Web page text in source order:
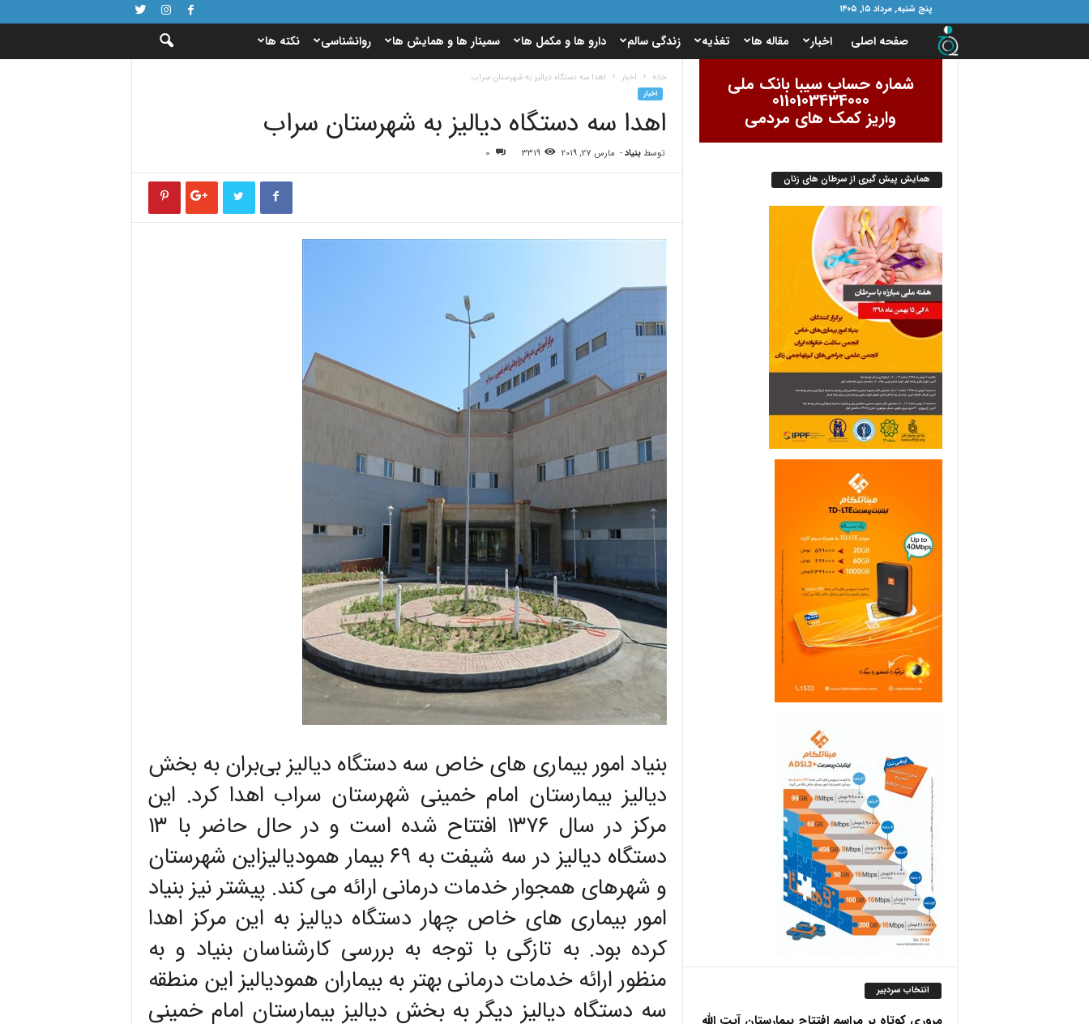
پنج شنبه, مرداد ۱۵, ۱۴۰۵
ا
د
م
و
ر
ی
م
ی
ا
خ
ص
صفحه اصلی اخبار مقاله ها تغذیه زندگی سالم دارو ها و مکمل ها سمینار ها و همایش ها روانشناسی نکته ها
خانه اخبار اهدا سه دستگاه دیالیز به شهرستان سراب
اخبار
اهدا سه دستگاه دیالیز به شهرستان سراب
توسط بنیاد- مارس 27, 2019 3319
0
بنیاد امور بیماری های خاص سه دستگاه دیالیز بی‌بران به بخش
دیالیز بیمارستان امام خمینی شهرستان سراب اهدا کرد. این
مرکز در سال ۱۳۷۶ افتتاح شده است و در حال حاضر با ۱۳
دستگاه دیالیز در سه شیفت به ۶۹ بیمار همودیالیزاین شهرستان
و شهرهای همجوار خدمات درمانی ارائه می کند. پیشتر نیز بنیاد
امور بیماری های خاص چهار دستگاه دیالیز به این مرکز اهدا
کرده بود. به تازگی با توجه به بررسی کارشناسان بنیاد و به
منظور ارائه خدمات درمانی بهتر به بیماران همودیالیز این منطقه
سه دستگاه دیالیز دیگر به بخش دیالیز بیمارستان امام خمینی
شماره حساب سیبا بانک ملی
0110103434000
واریز کمک های مردمی
همایش پیش گیری از سرطان های زنان
انتخاب سردبیر